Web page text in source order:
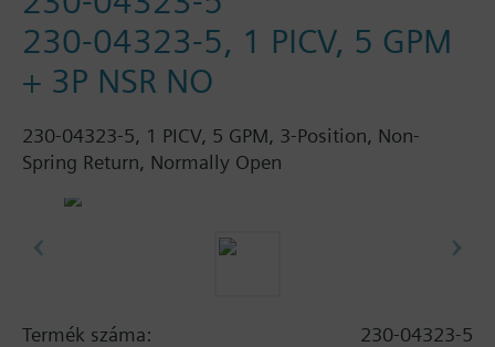
230-04323-5, 1 PICV, 5 GPM
+ 3P NSR NO
230-04323-5, 1 PICV, 5 GPM, 3-Position, Non-
Spring Return, Normally Open
Termék száma:
230-04323-5